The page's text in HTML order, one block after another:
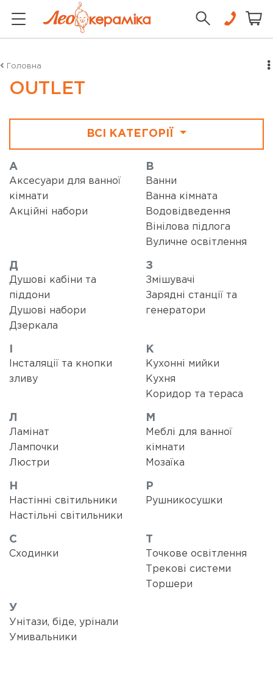
Головна
OUTLET
ВСІ КАТЕГОРІЇ
А
Аксесуари для ванної
кімнати
Акційні набори
В
Ванни
Ванна кімната
Водовідведення
Вінілова підлога
Вуличне освітлення
Д
Душові кабіни та
піддони
Душові набори
Дзеркала
З
Змішувачі
Зарядні станції та
генератори
Інсталяції та кнопки
зливу
К
Кухонні мийки
Кухня
Коридор та тераса
Л
Ламінат
Лампочки
Люстри
М
Меблі для ванної
кімнати
Мозаїка
Н
Настінні світильники
Настільні світильники
Р
Рушникосушки
С
Сходинки
Т
Точкове освітлення
Трекові системи
Торшери
У
Унітази, біде, урінали
Умивальники